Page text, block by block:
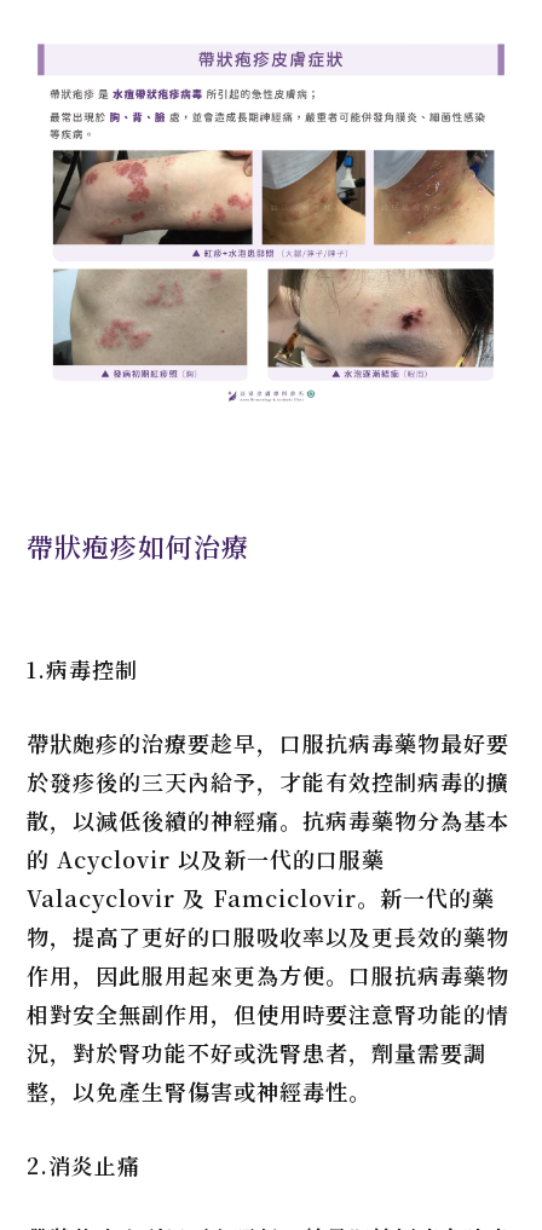
帶狀疱疹如何治療
1.病毒控制
帶狀皰疹的治療要趁早，口服抗病毒藥物最好要
於發疹後的三天內給予，才能有效控制病毒的擴
散，以減低後續的神經痛。抗病毒藥物分為基本
的 Acyclovir以及新一代的口服藥
Valacyclovir 及 Famciclovir。新一代的藥
物，提高了更好的口服吸收率以及更長效的藥物
作用，因此服用起來更為方便。口服抗病毒藥物
相對安全無副作用，但使用時要注意腎功能的情
況，對於腎功能不好或洗腎患者，劑量需要調
整，以免產生腎傷害或神經毒性。
2.消炎止痛